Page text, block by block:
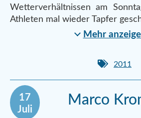
Wetterverhältnissen am
Athleten mal wieder Tapfer
Mehr
2011
17
Juli
Marco